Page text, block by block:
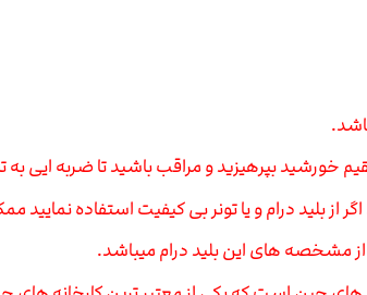
خورشید بپرهیزید و مراقب باشید تا ضربه ایی به
بلید درام و یا تونر بی کیفیت استفاده
از مشخصه های این بلید درام میباشد.